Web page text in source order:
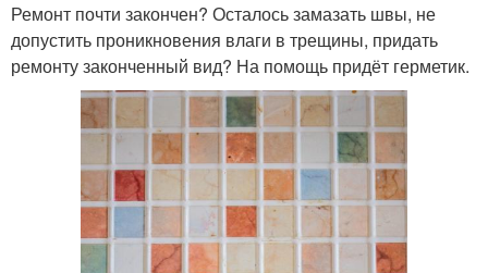
Ремонт почти закончен? Осталось замазать швы, не
допустить проникновения влаги в трещины, придать
ремонту законченный вид? На помощь придёт герметик.